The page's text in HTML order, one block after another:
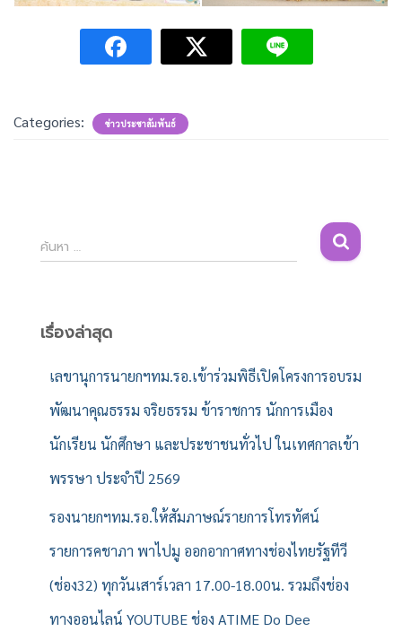
Categories: ข่าวประชาสัมพันธ์
ค้
น
สำ
ค้นหา …
เรื่องล่าสุด
เลขานุการนายกฯทม.รอ.เข้าร่วมพิธีเปิดโครงการอบรม
พัฒนาคุณธรรม จริยธรรม ข้าราชการ นักการเมือง
นักเรียน นักศึกษา และประชาชนทั่วไป ในเทศกาลเข้า
พรรษา ประจำปี 2569
รองนายกฯทม.รอ.ให้สัมภาษณ์รายการโทรทัศน์
รายการคชาภา พาไปมู ออกอากาศทางช่องไทยรัฐทีวี
(ช่อง32) ทุกวันเสาร์เวลา 17.00-18.00น. รวมถึงช่อง
ทางออนไลน์ YOUTUBE ช่อง ATIME Do Dee